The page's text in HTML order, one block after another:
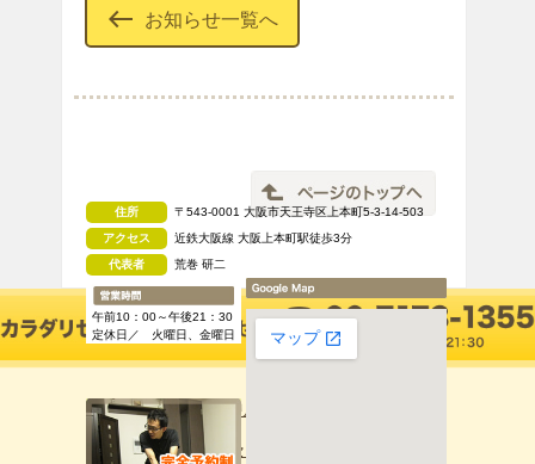
west お知らせ一覧へ
住所
〒543-0001 大阪市天王寺区上本町5-3-14-503
アクセス
近鉄大阪線 大阪上本町駅徒歩3分
代表者
荒巻 研二
午前10：00～午後21：30
定休日／ 火曜日、金曜日
カラダリセットTOPへ
カラダリセットと他店の違い